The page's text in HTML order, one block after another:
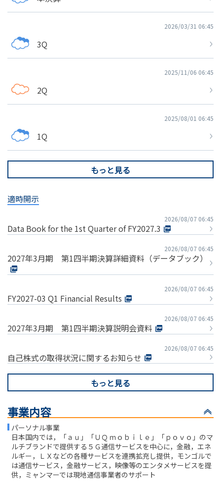
2026/03/31 06:45
3Q
2025/11/06 06:45
2Q
2025/08/01 06:45
1Q
もっと見る
適時開示
2026/08/07 06:45
Data Book for the 1st Quarter of FY2027.3
2026/08/07 06:45
2027年3月期 第1四半期決算詳細資料（データブック）
2026/08/07 06:45
FY2027-03 Q1 Financial Results
2026/08/07 06:45
2027年3月期 第1四半期決算説明会資料
2026/08/07 06:45
自己株式の取得状況に関するお知らせ
もっと見る
事業内容
パーソナル事業
日本国内では，「ａｕ」「ＵＱ ｍｏｂｉｌｅ」「ｐｏｖｏ」のマ
ルチブランドで提供する５Ｇ通信サービスを中心に，金融，エネ
ルギー，ＬＸなどの各種サービスを連携拡充し提供，モンゴルで
は通信サービス，金融サービス，映像等のエンタメサービスを提
供，ミャンマーでは現地通信事業者のサポート